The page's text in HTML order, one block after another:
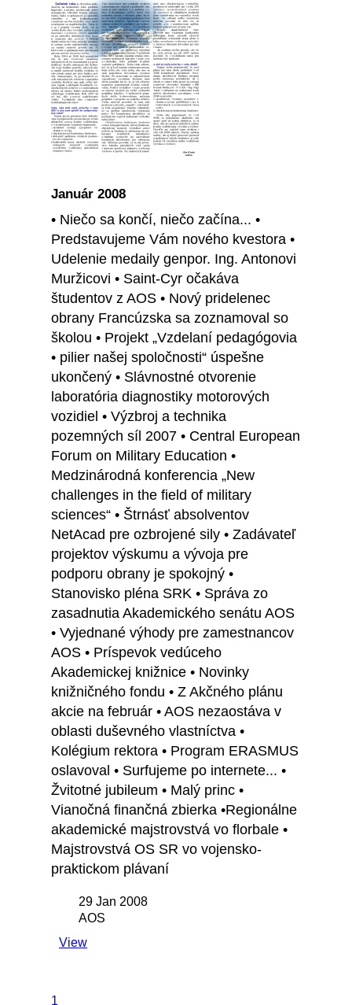
Január 2008
• Niečo sa končí, niečo začína... •
Predstavujeme Vám nového kvestora •
Udelenie medaily genpor. Ing. Antonovi
Muržicovi • Saint-Cyr očakáva
študentov z AOS • Nový pridelenec
obrany Francúzska sa zoznamoval so
školou • Projekt „Vzdelaní pedagógovia
• pilier našej spoločnosti“ úspešne
ukončený • Slávnostné otvorenie
laboratória diagnostiky motorových
vozidiel • Výzbroj a technika
pozemných síl 2007 • Central European
Forum on Military Education •
Medzinárodná konferencia „New
challenges in the field of military
sciences“ • Štrnásť absolventov
NetAcad pre ozbrojené sily • Zadávateľ
projektov výskumu a vývoja pre
podporu obrany je spokojný •
Stanovisko pléna SRK • Správa zo
zasadnutia Akademického senátu AOS
• Vyjednané výhody pre zamestnancov
AOS • Príspevok vedúceho
Akademickej knižnice • Novinky
knižničného fondu • Z Akčného plánu
akcie na február • AOS nezaostáva v
oblasti duševného vlastníctva •
Kolégium rektora • Program ERASMUS
oslavoval • Surfujeme po internete... •
Žvitotné jubileum • Malý princ •
Vianočná finančná zbierka •Regionálne
akademické majstrovstvá vo florbale •
Majstrovstvá OS SR vo vojensko-
praktickom plávaní
29 Jan 2008
AOS
View
1